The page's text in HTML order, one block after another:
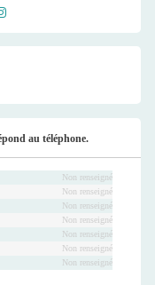
au téléphone.
Non renseigné
Non renseigné
Non renseigné
Non renseigné
Non renseigné
Non renseigné
Non renseigné